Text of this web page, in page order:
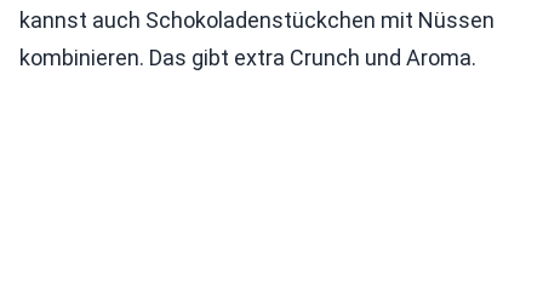
kannst auch Schokoladenstückchen mit Nüssen
kombinieren. Das gibt extra Crunch und Aroma.